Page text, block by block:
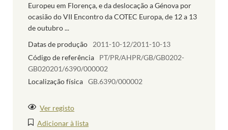
Europeu em Florença, e da deslocação a Génova por
ocasião do VII Encontro da COTEC Europa, de 12 a 13
de outubro ...
Datas de produção
2011-10-12/2011-10-13
Código de referência
PT/PR/AHPR/GB/GB0202-
GB020201/6390/000002
Localização física GB.6390/000002
Ver registo
Adicionar à lista